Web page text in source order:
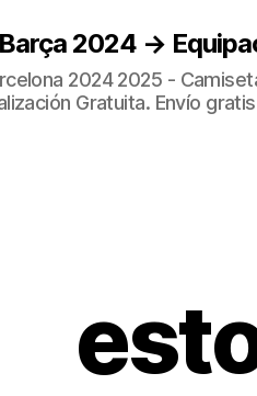
2024 →
2024 2025 -
Gratuita. Envío